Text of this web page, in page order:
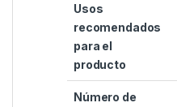
Usos
recomendados
para el
producto
Número de